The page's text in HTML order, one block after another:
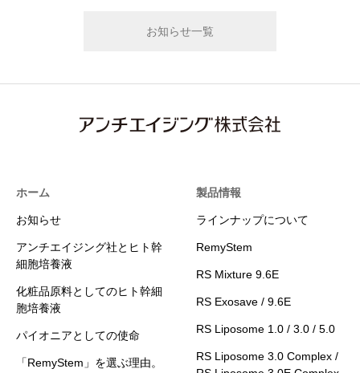
お知らせ一覧
ホーム
お知らせ
アンチエイジング社とヒト幹
細胞培養液
化粧品原料としてのヒト幹細
胞培養液
パイオニアとしての使命
「RemyStem」を選ぶ理由。
製品情報
ラインナップについて
RemyStem
RS Mixture 9.6E
RS Exosave / 9.6E
RS Liposome 1.0 / 3.0 / 5.0
RS Liposome 3.0 Complex /